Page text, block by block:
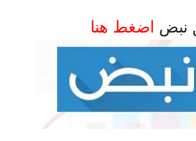
نبض اضغط هنا